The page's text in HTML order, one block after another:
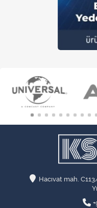
Hacıvat mah.